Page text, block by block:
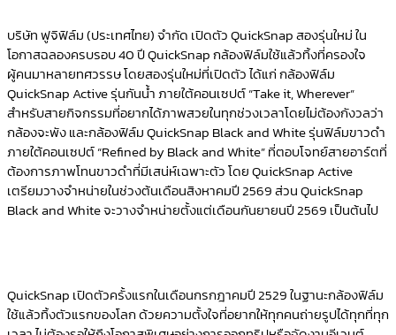
บริษัท ฟูจิฟิล์ม (ประเทศไทย) จำกัด เปิดตัว QuickSnap สองรุ่นใหม่ ใน
โอกาสฉลองครบรอบ 40 ปี QuickSnap กล้องฟิล์มใช้แล้วทิ้งที่ครองใจ
ผู้คนมาหลายทศวรรษ โดยสองรุ่นใหม่ที่เปิดตัว ได้แก่ กล้องฟิล์ม
QuickSnap Active รุ่นกันน้ำ ภายใต้คอนเซปต์ “Take it, Wherever”
สำหรับสายกิจกรรมที่อยากได้ภาพสวยในทุกช่วงเวลาโดยไม่ต้องกังวลว่า
กล้องจะพัง และกล้องฟิล์ม QuickSnap Black and White รุ่นฟิล์มขาวดำ
ภายใต้คอนเซปต์ “Refined by Black and White” ที่ตอบโจทย์สายอาร์ตที่
ต้องการภาพโทนขาวดำที่มีเสน่ห์เฉพาะตัว โดย QuickSnap Active
เตรียมวางจำหน่ายในช่วงต้นเดือนสิงหาคมปี 2569 ส่วน QuickSnap
Black and White จะวางจำหน่ายตั้งแต่เดือนกันยายนปี 2569 เป็นต้นไป
QuickSnap เปิดตัวครั้งแรกในเดือนกรกฎาคมปี 2529 ในฐานะกล้องฟิล์ม
ใช้แล้วทิ้งตัวแรกของโลก ด้วยความตั้งใจที่อยากให้ทุกคนถ่ายรูปได้ทุกที่ทุก